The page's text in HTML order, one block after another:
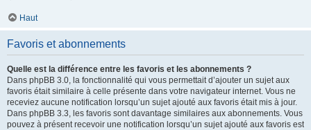
Haut
Favoris et abonnements
Quelle est la différence entre les favoris et les abonnements ?
Dans phpBB 3.0, la fonctionnalité qui vous permettait d’ajouter un sujet aux
favoris était similaire à celle présente dans votre navigateur internet. Vous ne
receviez aucune notification lorsqu’un sujet ajouté aux favoris était mis à jour.
Dans phpBB 3.3, les favoris sont davantage similaires aux abonnements. Vous
pouvez à présent recevoir une notification lorsqu’un sujet ajouté aux favoris est